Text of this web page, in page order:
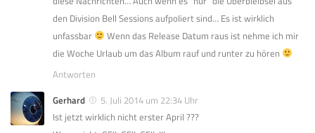
den Division Bell Sessions aufpoliert sind… Es ist wirklich
unfassbar
Wenn das Release Datum raus ist nehme ich mir
die Woche Urlaub um das Album rauf und runter zu hören
Antworten
Gerhard
5. Juli 2014 um 22:34 Uhr
Ist jetzt wirklich nicht erster April ???